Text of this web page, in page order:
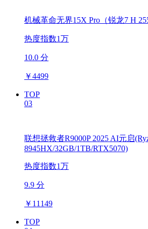
机械革命无界15X Pro（锐龙7 H
热度指数1万
10.0 分
￥4499
TOP
03
联想拯救者R9000P 2025 AI元启
8945HX/32GB/1TB/RTX5070)
热度指数1万
9.9 分
￥ 11149
TOP